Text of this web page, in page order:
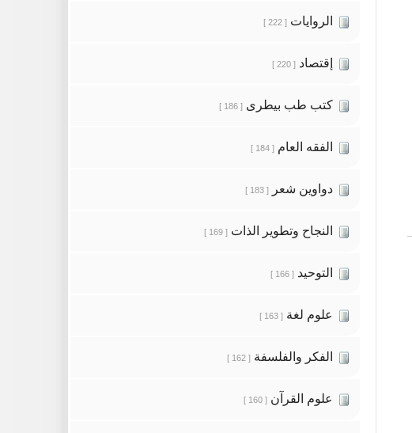
الروايات [ 222 ]
إقتصاد [ 220 ]
كتب طب بيطرى [ 186 ]
الفقه العام [ 184 ]
دواوين شعر [ 183 ]
النجاح وتطوير الذات [ 169 ]
التوحيد [ 166 ]
علوم لغة [ 163 ]
الفكر والفلسفة [ 162 ]
علوم القرآن [ 160 ]